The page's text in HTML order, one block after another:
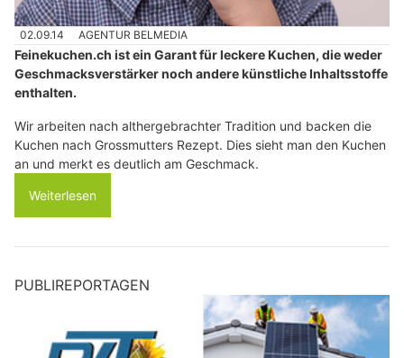
02.09.14 AGENTUR BELMEDIA
Feinekuchen.ch ist ein Garant für leckere Kuchen, die weder
Geschmacksverstärker noch andere künstliche Inhaltsstoffe
enthalten.
Wir arbeiten nach althergebrachter Tradition und backen die
Kuchen nach Grossmutters Rezept. Dies sieht man den Kuchen
an und merkt es deutlich am Geschmack.
Weiterlesen
PUBLIREPORTAGEN